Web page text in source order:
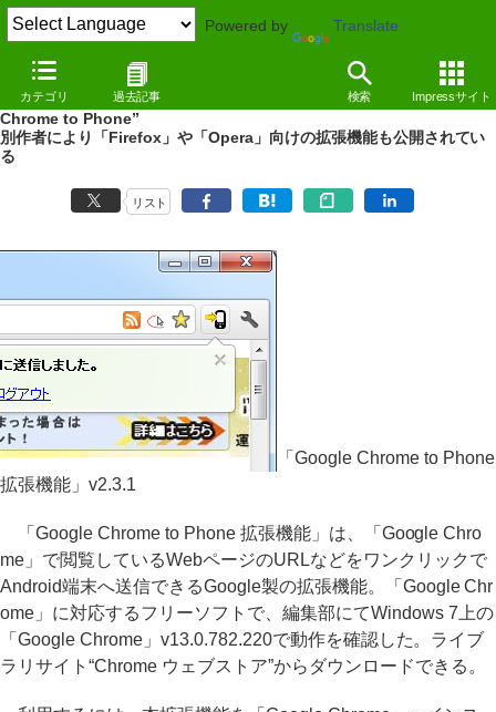
Powered by Translate
カテゴリ 過去記事 検索 Impressサイト
REVIEW
（11/09/20）
「Google Chrome」で閲覧中の情報をAndroid端末へ送信“Google
Chrome to Phone”
別作者により「Firefox」や「Opera」向けの拡張機能も公開されてい
る
リスト
「Google Chrome to Phone
拡張機能」v2.3.1
「Google Chrome to Phone 拡張機能」は、「Google Chro
me」で閲覧しているWebページのURLなどをワンクリックで
Android端末へ送信できるGoogle製の拡張機能。「Google Chr
ome」に対応するフリーソフトで、編集部にてWindows 7上の
「Google Chrome」v13.0.782.220で動作を確認した。ライブ
ラリサイト“Chrome ウェブストア”からダウンロードできる。